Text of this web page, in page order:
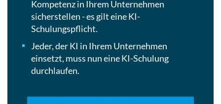
Kompetenz in Ihrem Unternehmen
sicherstellen - es gilt eine KI-
Schulungspflicht.
Jeder, der KI in Ihrem Unternehmen
einsetzt, muss nun eine KI-Schulung
durchlaufen.